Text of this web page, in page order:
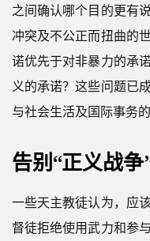
之间确认哪个目的更有
冲突及不公正而扭曲的
诺优先于对非暴力的承
义的承诺？这些问题已
与社会生活及国际事务的
告别“正义战争
一些天主教徒认为，应
督徒拒绝使用武力和参